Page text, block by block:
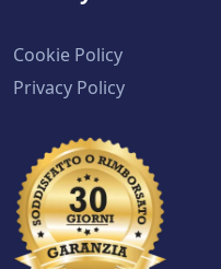
Cookie Policy
Privacy Policy